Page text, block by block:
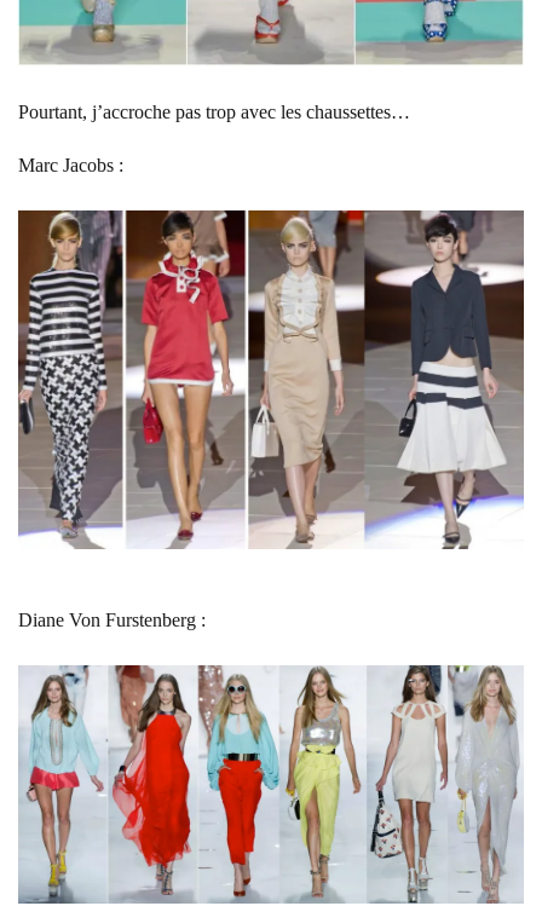
Pourtant, j’accroche pas trop avec les chaussettes…
Marc Jacobs :
Diane Von Furstenberg :